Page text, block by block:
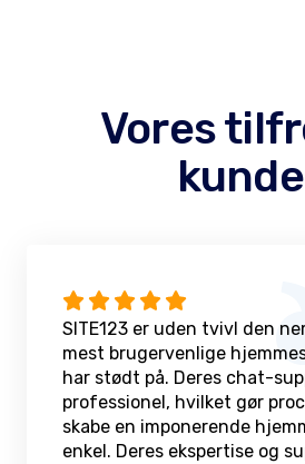
Vores
SITE123 er uden tvivl den
mest brugervenlige
har stødt på. Deres chat-
professionel, hvilket gør
skabe en imponerende
enkel. Deres ekspertise og